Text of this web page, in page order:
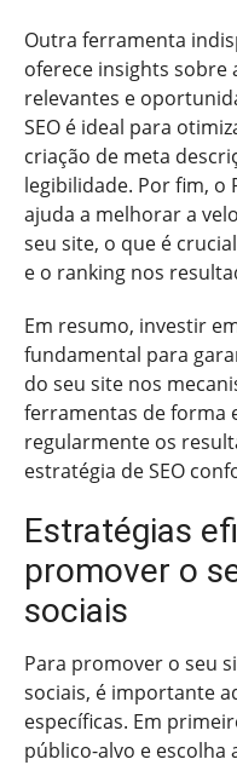
Outra ferramenta
oferece insights sobre
relevantes e
SEO é ideal para
criação de meta
legibilidade. Por fim, o
ajuda a melhorar a
seu site, o que é
e o ranking nos
Em resumo, investir
fundamental para
do seu site nos
ferramentas de forma
regularmente os
estratégia de SEO
Estratégias
promover o
sociais
Para promover o seu
sociais, é importante
específicas. Em
público-alvo e escolha